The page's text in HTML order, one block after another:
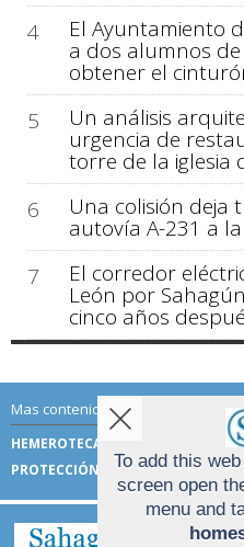
4
El Ayuntamiento
a dos alumnos
obtener el
5
Un análisis
urgencia de
torre de la iglesia
6
Una colisión deja
autovía A-231 a
7
El corredor
León por
cinco años
Mas contenido de Sahagún Digital:
HEMEROTECA
PROTECCIÓN DE DATOS
To add this
screen open
menu and
Aviso sobre
Utilizamos